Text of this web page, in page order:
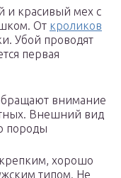
и красивый мех с
От кроликов
Убой проводят
первая
внимание
Внешний вид
породы
хорошо
типом. Не